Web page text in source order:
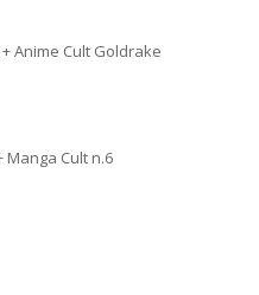
Anime Cult Goldrake
Manga Cult n.6